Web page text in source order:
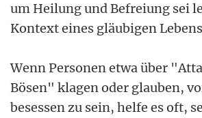
um Heilung und Befreiung sei
Kontext eines gläubigen
Wenn Personen etwa über
Bösen" klagen oder glauben,
besessen zu sein, helfe es oft,